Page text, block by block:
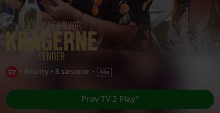
• Reality • 8 sæsoner •
Prøv TV 2 Play*